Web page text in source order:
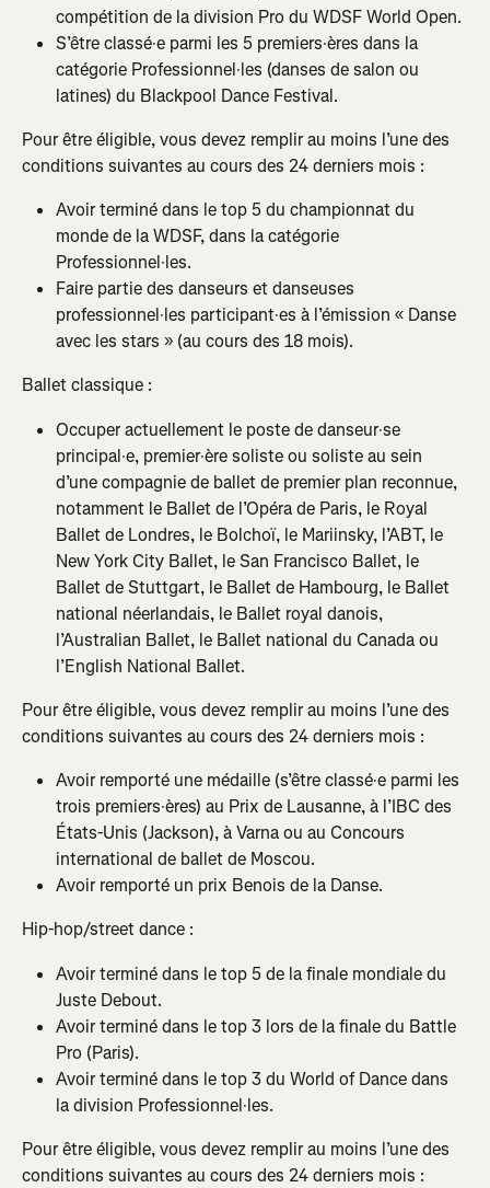
compétition de la division Pro du WDSF World Open.
S’être classé·e parmi les 5 premiers·ères dans la
catégorie Professionnel·les (danses de salon ou
latines) du Blackpool Dance Festival.
Pour être éligible, vous devez remplir au moins l’une des
conditions suivantes au cours des 24 derniers mois :
Avoir terminé dans le top 5 du championnat du
monde de la WDSF, dans la catégorie
Professionnel·les.
Faire partie des danseurs et danseuses
professionnel·les participant·es à l’émission « Danse
avec les stars » (au cours des 18 mois).
Ballet classique :
Occuper actuellement le poste de danseur·se
principal·e, premier·ère soliste ou soliste au sein
d’une compagnie de ballet de premier plan reconnue,
notamment le Ballet de l’Opéra de Paris, le Royal
Ballet de Londres, le Bolchoï, le Mariinsky, l’ABT, le
New York City Ballet, le San Francisco Ballet, le
Ballet de Stuttgart, le Ballet de Hambourg, le Ballet
national néerlandais, le Ballet royal danois,
l’Australian Ballet, le Ballet national du Canada ou
l’English National Ballet.
Pour être éligible, vous devez remplir au moins l’une des
conditions suivantes au cours des 24 derniers mois :
Avoir remporté une médaille (s’être classé·e parmi les
trois premiers·ères) au Prix de Lausanne, à l’IBC des
États-Unis (Jackson), à Varna ou au Concours
international de ballet de Moscou.
Avoir remporté un prix Benois de la Danse.
Hip-hop/street dance :
Avoir terminé dans le top 5 de la finale mondiale du
Juste Debout.
Avoir terminé dans le top 3 lors de la finale du Battle
Pro (Paris).
Avoir terminé dans le top 3 du World of Dance dans
la division Professionnel·les.
Pour être éligible, vous devez remplir au moins l’une des
conditions suivantes au cours des 24 derniers mois :